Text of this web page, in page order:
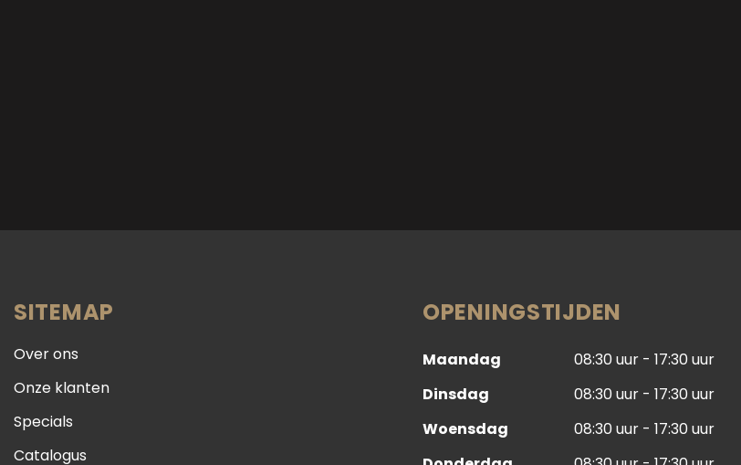
SITEMAP
Over ons
Onze klanten
Specials
Catalogus
OPENINGSTIJDEN
Maandag
08:30 uur - 17:30 uur
Dinsdag
08:30 uur - 17:30 uur
Woensdag
08:30 uur - 17:30 uur